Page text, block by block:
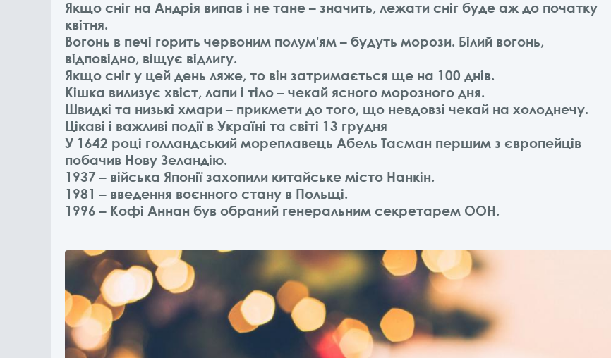
Якщо сніг на Андрія випав і не тане – значить, лежати сніг буде аж до початку
квітня.
Вогонь в печі горить червоним полум'ям – будуть морози. Білий вогонь,
відповідно, віщує відлигу.
Якщо сніг у цей день ляже, то він затримається ще на 100 днів.
Кішка вилизує хвіст, лапи і тіло – чекай ясного морозного дня.
Швидкі та низькі хмари – прикмети до того, що невдовзі чекай на холоднечу.
Цікаві і важливі події в Україні та світі 13 грудня
У 1642 році голландський мореплавець Абель Тасман першим з європейців
побачив Нову Зеландію.
1937 – війська Японії захопили китайське місто Нанкін.
1981 – введення воєнного стану в Польщі.
1996 – Кофі Аннан був обраний генеральним секретарем ООН.